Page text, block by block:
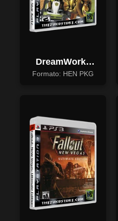
DreamWorks
Super Star Kartz
Formato: HEN PKG